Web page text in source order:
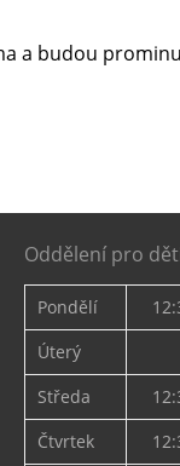
a budou
Oddělení pro
Pondělí
Úterý
Středa
Čtvrtek